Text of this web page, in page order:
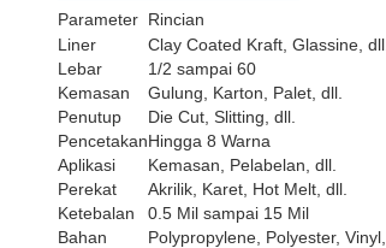
Parameter Rincian
Liner
Clay Coated Kraft, Glassine, dll.
Lebar
1/2 sampai 60
Kemasan
Gulung, Karton, Palet, dll.
Penutup
Die Cut, Slitting, dll.
PencetakanHingga 8 Warna
Aplikasi
Kemasan, Pelabelan, dll.
Perekat
Akrilik, Karet, Hot Melt, dll.
Ketebalan
0.5 Mil sampai 15 Mil
Bahan
Polypropylene, Polyester, Vinyl,